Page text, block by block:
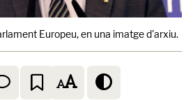
Europeu, en una imatge d'arxiu.